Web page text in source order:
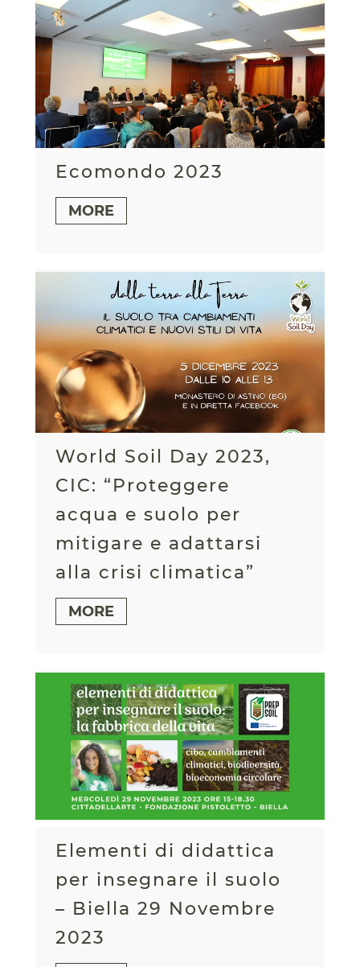
Ecomondo 2023
MORE
World Soil Day 2023,
CIC: “Proteggere
acqua e suolo per
mitigare e adattarsi
alla crisi climatica”
MORE
Elementi di didattica
per insegnare il suolo
– Biella 29 Novembre
2023